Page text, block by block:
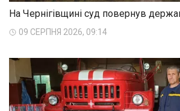
На Чернігівщині суд повернув
09 СЕРПНЯ 2026, 09:14